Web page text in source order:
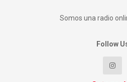
Somos una radio
Follow